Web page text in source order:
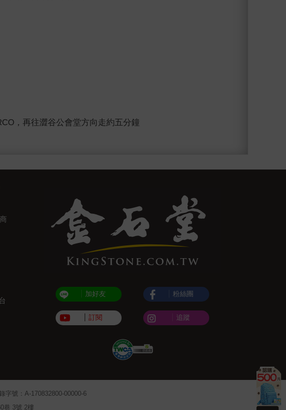
，再往澀谷公會堂方向走約五分鐘
加好友
訂閱
粉絲團
追蹤
字號：A-170832800-00000-6
巷 3號 2樓